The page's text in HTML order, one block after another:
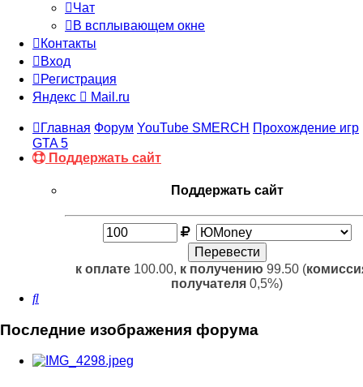
Чат
В всплывающем окне
Контакты
Вход
Регистрация
Яндекс
Mail.ru
Главная Форум YouTube SMERCH Прохождение игр
GTA 5
Поддержать сайт
Поддержать сайт
к оплате100.00, к получению 99.50 (
получателя 0,5%)
Поиск
Последние изображения форума